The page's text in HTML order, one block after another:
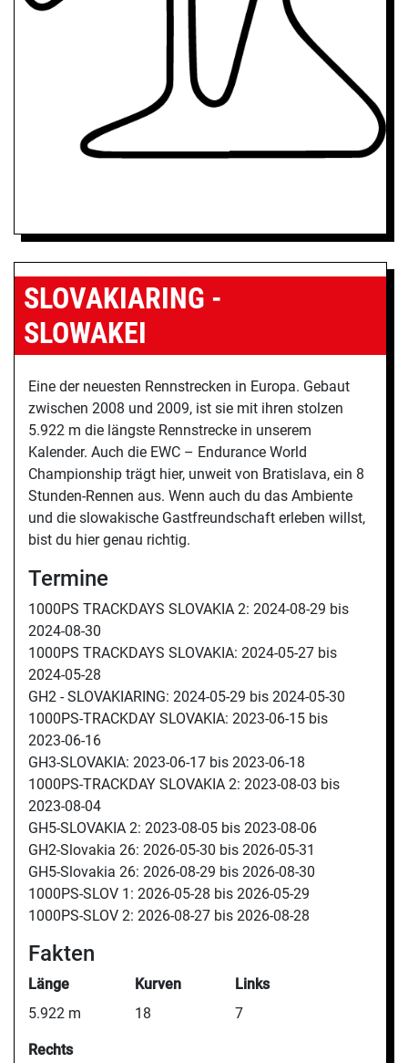
SLOVAKIARING -
SLOWAKEI
Eine der neuesten Rennstrecken in Europa. Gebaut
zwischen 2008 und 2009, ist sie mit ihren stolzen
5.922 m die längste Rennstrecke in unserem
Kalender. Auch die EWC – Endurance World
Championship trägt hier, unweit von Bratislava, ein 8
Stunden-Rennen aus. Wenn auch du das Ambiente
und die slowakische Gastfreundschaft erleben willst,
bist du hier genau richtig.
Termine
1000PS TRACKDAYS SLOVAKIA 2: 2024-08-29 bis
2024-08-30
1000PS TRACKDAYS SLOVAKIA: 2024-05-27 bis
2024-05-28
GH2 - SLOVAKIARING: 2024-05-29 bis 2024-05-30
1000PS-TRACKDAY SLOVAKIA: 2023-06-15 bis
2023-06-16
GH3-SLOVAKIA: 2023-06-17 bis 2023-06-18
1000PS-TRACKDAY SLOVAKIA 2: 2023-08-03 bis
2023-08-04
GH5-SLOVAKIA 2: 2023-08-05 bis 2023-08-06
GH2-Slovakia 26: 2026-05-30 bis 2026-05-31
GH5-Slovakia 26: 2026-08-29 bis 2026-08-30
1000PS-SLOV 1: 2026-05-28 bis 2026-05-29
1000PS-SLOV 2: 2026-08-27 bis 2026-08-28
Fakten
Länge
5.922 m
Kurven
18
Links
7
Rechts